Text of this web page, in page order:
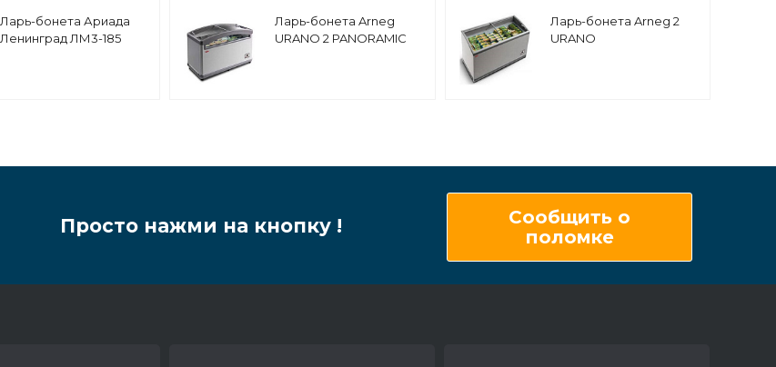
Ларь-бонета Ариада
Ленинград ЛМ3-185
Ларь-бонета Arneg
URANO 2 PANORAMIC
Ларь-бонета Arneg 2
URANO
Просто нажми на кнопку !
Сообщить о
поломке